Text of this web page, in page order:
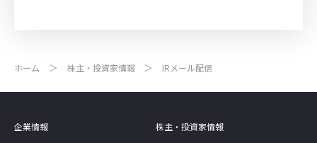
ホーム 株主・投資家情報 IRメール配信
企業情報
株主・投資家情報